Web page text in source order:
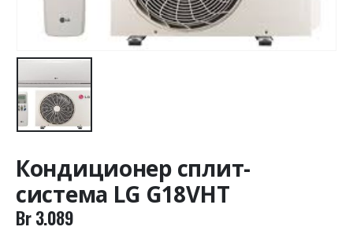
Кондиционер сплит-
система LG G18VHT
Br3.089